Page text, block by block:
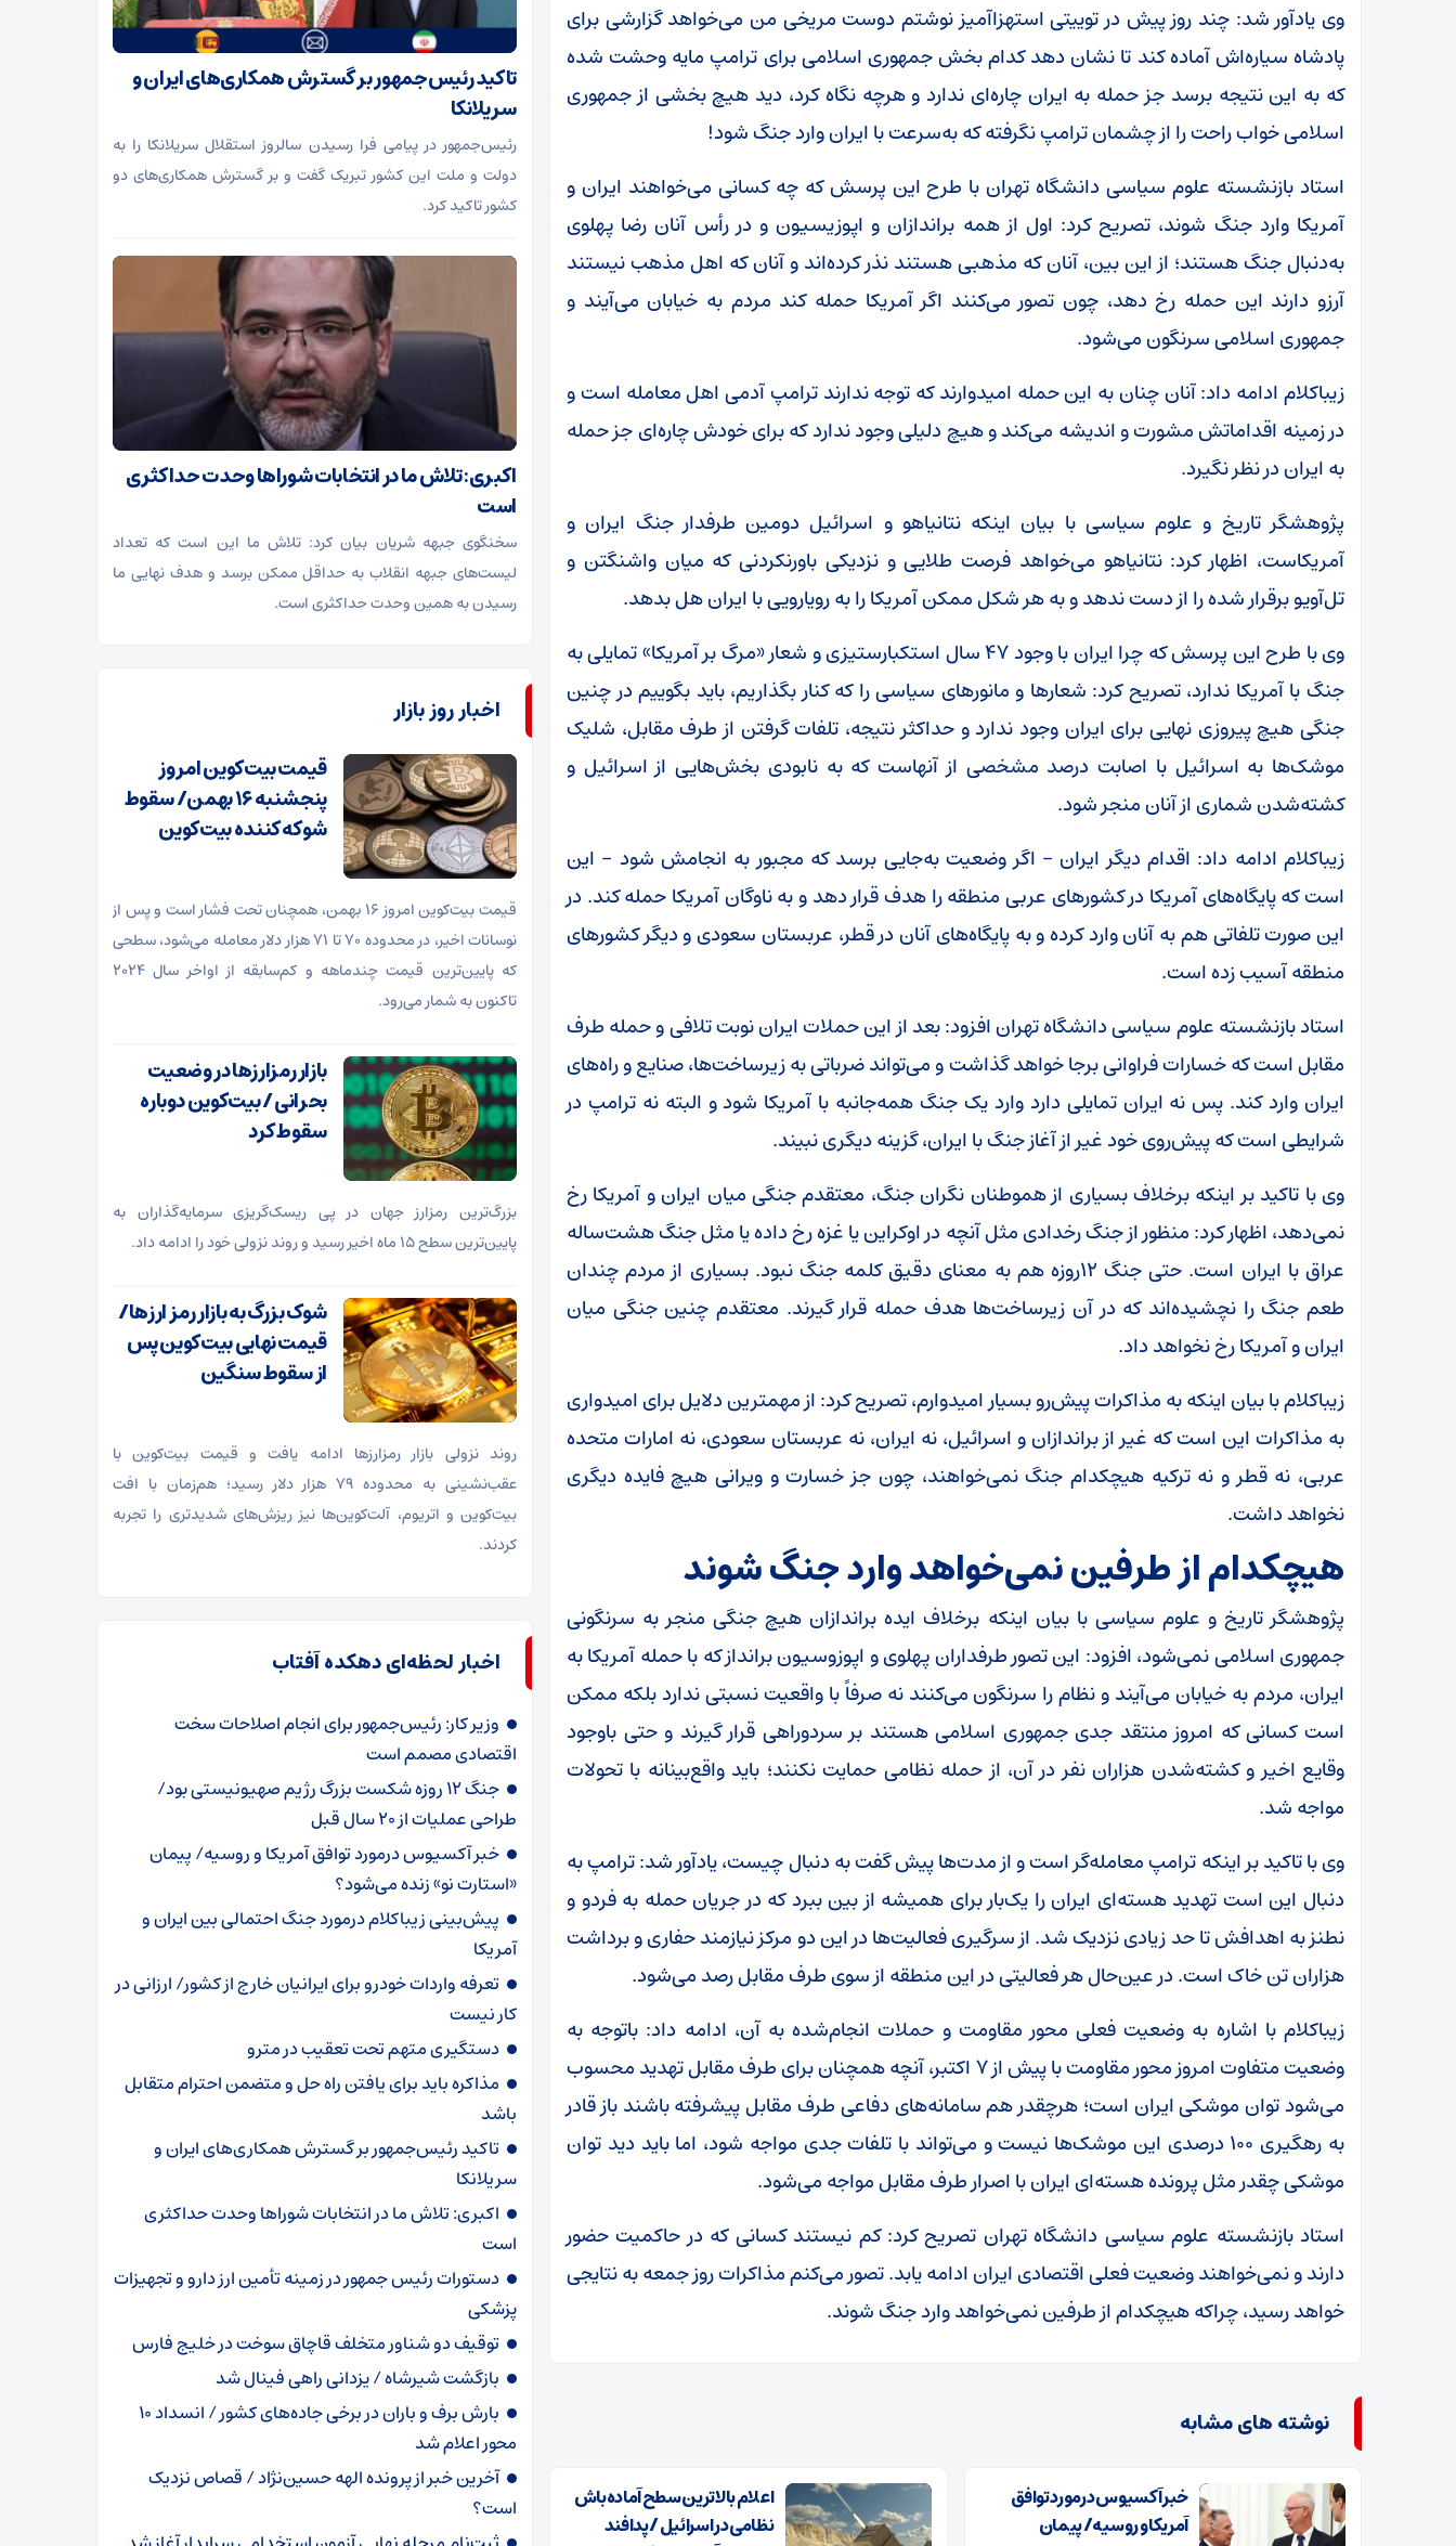
وی یادآور شد: چند روز پیش در توییتی استهزاآمیز نوشتم دوست مریخی من می‌خواهد گزارشی برای
پادشاه سیاره‌اش آماده کند تا نشان دهد کدام بخش جمهوری اسلامی برای ترامپ مایه وحشت شده
که به این نتیجه برسد جز حمله به ایران چاره‌ای ندارد و هرچه نگاه کرد، دید هیچ بخشی از جمهوری
اسلامی خواب راحت را از چشمان ترامپ نگرفته که به‌سرعت با ایران وارد جنگ شود!
استاد بازنشسته علوم سیاسی دانشگاه تهران با طرح این پرسش که چه کسانی می‌خواهند ایران و
آمریکا وارد جنگ شوند، تصریح کرد: اول از همه براندازان و اپوزیسیون و در رأس آنان رضا پهلوی
به‌دنبال جنگ هستند؛ از این بین، آنان که مذهبی هستند نذر کرده‌اند و آنان که اهل مذهب نیستند
آرزو دارند این حمله رخ دهد، چون تصور می‌کنند اگر آمریکا حمله کند مردم به خیابان می‌آیند و
جمهوری اسلامی سرنگون می‌شود.
زیباکلام ادامه داد: آنان چنان به این حمله امیدوارند که توجه ندارند ترامپ آدمی اهل معامله است و
در زمینه اقداماتش مشورت و اندیشه می‌کند و هیچ دلیلی وجود ندارد که برای خودش چاره‌ای جز حمله
به ایران در نظر نگیرد.
پژوهشگر تاریخ و علوم سیاسی با بیان اینکه نتانیاهو و اسرائیل دومین طرفدار جنگ ایران و
آمریکاست، اظهار کرد: نتانیاهو می‌خواهد فرصت طلایی و نزدیکی باورنکردنی که میان واشنگتن و
تل‌آویو برقرار شده را از دست ندهد و به هر شکل ممکن آمریکا را به رویارویی با ایران هل بدهد.
وی با طرح این پرسش که چرا ایران با وجود ۴۷ سال استکبارستیزی و شعار «مرگ بر آمریکا» تمایلی به
جنگ با آمریکا ندارد، تصریح کرد: شعار‌ها و مانور‌های سیاسی را که کنار بگذاریم، باید بگوییم در چنین
جنگی هیچ پیروزی نهایی برای ایران وجود ندارد و حداکثر نتیجه، تلفات گرفتن از طرف مقابل، شلیک
موشک‌ها به اسرائیل با اصابت درصد مشخصی از آنهاست که به نابودی بخش‌هایی از اسرائیل و
کشته‌شدن شماری از آنان منجر شود.
زیباکلام ادامه داد: اقدام دیگر ایران – اگر وضعیت به‌جایی برسد که مجبور به انجامش شود – این
است که پایگاه‌های آمریکا در کشور‌های عربی منطقه را هدف قرار دهد و به ناوگان آمریکا حمله کند. در
این صورت تلفاتی هم به آنان وارد کرده و به پایگاه‌های آنان در قطر، عربستان سعودی و دیگر کشور‌های
منطقه آسیب زده است.
استاد بازنشسته علوم سیاسی دانشگاه تهران افزود: بعد از این حملات ایران نوبت تلافی و حمله طرف
مقابل است که خسارات فراوانی برجا خواهد گذاشت و می‌تواند ضرباتی به زیرساخت‌ها، صنایع و راه‌های
ایران وارد کند. پس نه ایران تمایلی دارد وارد یک جنگ همه‌جانبه با آمریکا شود و البته نه ترامپ در
شرایطی است که پیش‌روی خود غیر از آغاز جنگ با ایران، گزینه دیگری نبیند.
وی با تاکید بر اینکه برخلاف بسیاری از هموطنان نگران جنگ، معتقدم جنگی میان ایران و آمریکا رخ
نمی‌دهد، اظهار کرد: منظور از جنگ رخدادی مثل آنچه در اوکراین یا غزه رخ داده یا مثل جنگ هشت‌ساله
عراق با ایران است. حتی جنگ ۱۲روزه هم به معنای دقیق کلمه جنگ نبود. بسیاری از مردم چندان
طعم جنگ را نچشیده‌اند که در آن زیرساخت‌ها هدف حمله قرار گیرند. معتقدم چنین جنگی میان
ایران و آمریکا رخ نخواهد داد.
زیباکلام با بیان اینکه به مذاکرات پیش‌رو بسیار امیدوارم، تصریح کرد: از مهمترین دلایل برای امیدواری
به مذاکرات این است که غیر از براندازان و اسرائیل، نه ایران، نه عربستان سعودی، نه امارات متحده
عربی، نه قطر و نه ترکیه هیچکدام جنگ نمی‌خواهند، چون جز خسارت و ویرانی هیچ فایده دیگری
نخواهد داشت.
هیچکدام از طرفین نمی‌خواهد وارد جنگ شوند
پژوهشگر تاریخ و علوم سیاسی با بیان اینکه برخلاف ایده براندازان هیچ جنگی منجر به سرنگونی
جمهوری اسلامی نمی‌شود، افزود: این تصور طرفداران پهلوی و اپوزوسیون برانداز که با حمله آمریکا به
ایران، مردم به خیابان می‌آیند و نظام را سرنگون می‌کنند نه صرفاً با واقعیت نسبتی ندارد بلکه ممکن
است کسانی که امروز منتقد جدی جمهوری اسلامی هستند بر سردوراهی قرار گیرند و حتی باوجود
وقایع اخیر و کشته‌شدن هزاران نفر در آن، از حمله نظامی حمایت نکنند؛ باید واقع‌بینانه با تحولات
مواجه شد.
وی با تاکید بر اینکه ترامپ معامله‌گر است و از مدت‌ها پیش گفت به دنبال چیست، یادآور شد: ترامپ به
دنبال این است تهدید هسته‌ای ایران را یک‌بار برای همیشه از بین ببرد که در جریان حمله به فردو و
نطنز به اهدافش تا حد زیادی نزدیک شد. از سرگیری فعالیت‌ها در این دو مرکز نیازمند حفاری و برداشت
هزاران تن خاک است. در عین‌حال هر فعالیتی در این منطقه از سوی طرف مقابل رصد می‌شود.
زیباکلام با اشاره به وضعیت فعلی محور مقاومت و حملات انجام‌شده به آن، ادامه داد: باتوجه به
وضعیت متفاوت امروز محور مقاومت با پیش از ۷ اکتبر، آنچه همچنان برای طرف مقابل تهدید محسوب
می‌شود توان موشکی ایران است؛ هرچقدر هم سامانه‌های دفاعی طرف مقابل پیشرفته باشند باز قادر
به رهگیری ۱۰۰ درصدی این موشک‌ها نیست و می‌تواند با تلفات جدی مواجه شود، اما باید دید توان
موشکی چقدر مثل پرونده هسته‌ای ایران با اصرار طرف مقابل مواجه می‌شود.
استاد بازنشسته علوم سیاسی دانشگاه تهران تصریح کرد: کم نیستند کسانی که در حاکمیت حضور
دارند و نمی‌خواهند وضعیت فعلی اقتصادی ایران ادامه یابد. تصور می‌کنم مذاکرات روز جمعه به نتایجی
خواهد رسید، چراکه هیچکدام از طرفین نمی‌خواهد وارد جنگ شوند.
نوشته های مشابه
خبر آکسیوس درمورد توافق
آمریکا و روسیه/ پیمان
اعلام بالاترین سطح آماده‌باش
نظامی در اسرائیل / پدافند
تاکید رئیس‌جمهور بر گسترش همکاری‌های ایران و
سریلانکا
رئیس‌جمهور در پیامی فرا رسیدن سالروز استقلال سریلانکا را به
دولت و ملت این کشور تبریک گفت و بر گسترش همکاری‌های دو
کشور تاکید کرد.
اکبری: تلاش ما در انتخابات شوراها وحدت حداکثری
است
سخنگوی جبهه شریان بیان کرد: تلاش ما این است که تعداد
لیست‌های جبهه انقلاب به حداقل ممکن برسد و هدف نهایی ما
رسیدن به همین وحدت حداکثری است.
اخبار روز بازار
قیمت بیت‌کوین امروز
پنجشنبه ۱۶ بهمن/ سقوط
شوکه کننده بیت‌کوین
قیمت بیت‌کوین امروز ۱۶ بهمن، همچنان تحت فشار است و پس از
نوسانات اخیر، در محدوده ۷۰ تا ۷۱ هزار دلار معامله می‌شود، سطحی
که پایین‌ترین قیمت چندماهه و کم‌سابقه از اواخر سال ۲۰۲۴
تاکنون به شمار می‌رود.
بازار رمزارزها در وضعیت
بحرانی / بیت‌کوین دوباره
سقوط کرد
بزرگ‌ترین رمزارز جهان در پی ریسک‌گریزی سرمایه‌گذاران به
پایین‌ترین سطح ۱۵ ماه اخیر رسید و روند نزولی خود را ادامه داد.
شوک بزرگ به بازار رمز ارزها/
قیمت نهایی بیت‌کوین پس
از سقوط سنگین
روند نزولی بازار رمزارز‌ها ادامه یافت و قیمت بیت‌کوین با
عقب‌نشینی به محدوده ۷۹ هزار دلار رسید؛ هم‌زمان با افت
بیت‌کوین و اتریوم، آلت‌کوین‌ها نیز ریزش‌های شدیدتری را تجربه
کردند.
اخبار لحظه‌ای دهکده آفتاب
وزیر کار: رئیس‌جمهور برای انجام اصلاحات سخت
اقتصادی مصمم است
جنگ 12 روزه شکست بزرگ رژیم صهیونیستی بود/
طراحی عملیات از 20 سال قبل
خبر آکسیوس درمورد توافق آمریکا و روسیه/ پیمان
«استارت نو» زنده می‌شود؟
پیش‌بینی زیباکلام درمورد جنگ احتمالی بین ایران و
آمریکا
تعرفه‌ واردات خودرو برای ایرانیان خارج از کشور/ ارزانی در
کار نیست
دستگیری متهم تحت تعقیب در مترو
مذاکره باید برای یافتن راه حل و متضمن احترام متقابل
باشد
تاکید رئیس‌جمهور بر گسترش همکاری‌های ایران و
سریلانکا
اکبری: تلاش ما در انتخابات شوراها وحدت حداکثری
است
دستورات رئیس جمهور در زمینه تأمین ارز دارو و تجهیزات
پزشکی
توقیف دو شناور متخلف قاچاق سوخت در خلیج فارس
بازگشت شیرشاه / یزدانی راهی فینال شد
بارش برف و باران در برخی جاده‌های کشور / انسداد ۱۰
محور اعلام شد
آخرین خبر از پرونده الهه حسین‌نژاد / قصاص نزدیک
است؟